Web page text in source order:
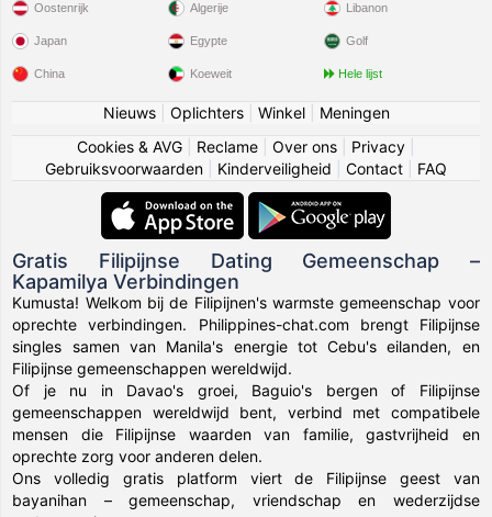
Oostenrijk
Japan
China
Algerije
Egypte
Koeweit
Libanon
Golf
Hele lijst
Nieuws| Oplichters| Winkel| Meningen
Cookies & AVG
Reclame Over ons Privacy
Gebruiksvoorwaarden
Kinderveiligheid Contact FAQ
Gratis Filipijnse Dating Gemeenschap –
Kapamilya Verbindingen
Kumusta! Welkom bij de Filipijnen's warmste gemeenschap voor
oprechte verbindingen. Philippines-chat.com brengt Filipijnse
singles samen van Manila's energie tot Cebu's eilanden, en
Filipijnse gemeenschappen wereldwijd.
Of je nu in Davao's groei, Baguio's bergen of Filipijnse
gemeenschappen wereldwijd bent, verbind met compatibele
mensen die Filipijnse waarden van familie, gastvrijheid en
oprechte zorg voor anderen delen.
Ons volledig gratis platform viert de Filipijnse geest van
bayanihan – gemeenschap, vriendschap en wederzijdse